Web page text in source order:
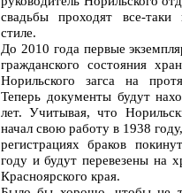
свадьбы проходят все-таки
стиле.
До 2010 года первые
гражданского состояния
Норильского загса на
Теперь документы будут
лет. Учитывая, что
начал свою работу в 1938
регистрациях браков
году и будут перевезены на
Красноярского края.